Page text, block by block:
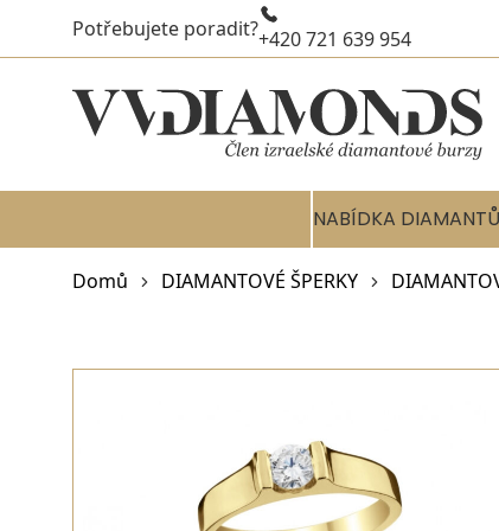
Potřebujete poradit?+420 721 639 954
NABÍDKA DIAMANTŮ
Domů DIAMANTOVÉ ŠPERKY